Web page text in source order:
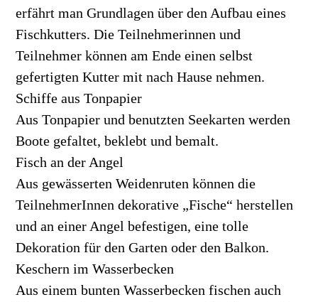
erfährt man Grundlagen über den Aufbau eines
Fischkutters. Die Teilnehmerinnen und
Teilnehmer können am Ende einen selbst
gefertigten Kutter mit nach Hause nehmen.
Schiffe aus Tonpapier
Aus Tonpapier und benutzten Seekarten werden
Boote gefaltet, beklebt und bemalt.
Fisch an der Angel
Aus gewässerten Weidenruten können die
TeilnehmerInnen dekorative „Fische“ herstellen
und an einer Angel befestigen, eine tolle
Dekoration für den Garten oder den Balkon.
Keschern im Wasserbecken
Aus einem bunten Wasserbecken fischen auch